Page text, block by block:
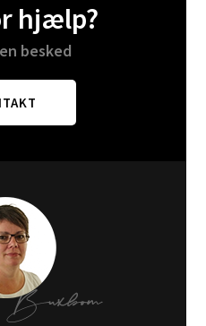
hjælp?
besked